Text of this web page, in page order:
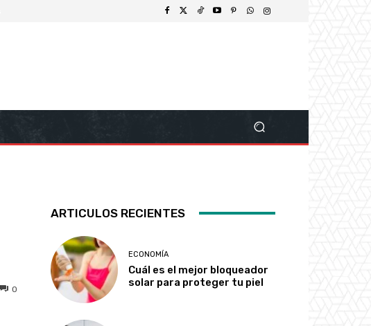
0
ARTICULOS RECIENTES
ECONOMÍA
Cuál es el mejor bloqueador
solar para proteger tu piel